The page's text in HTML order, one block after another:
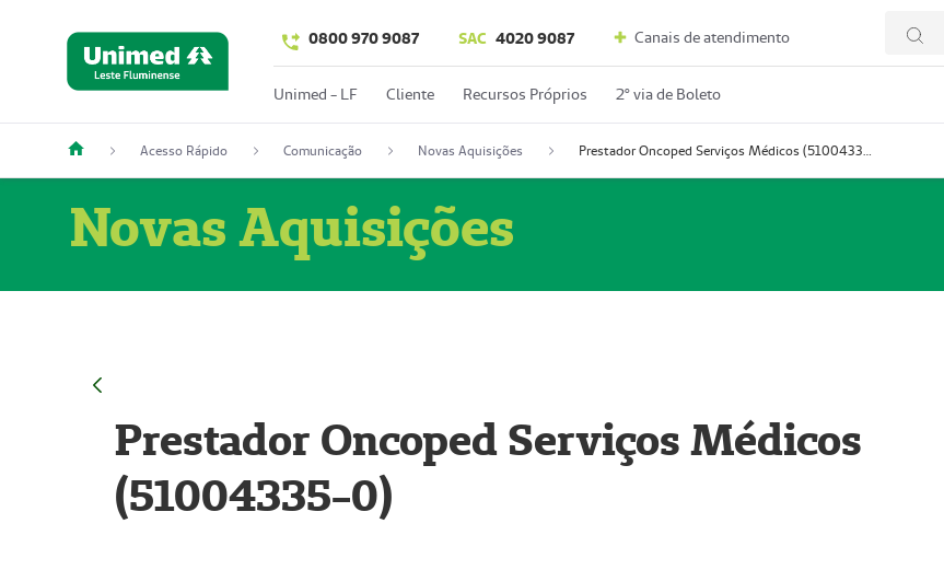
0800 970 9087 SAC 4020 9087 Canais de atendimento
Unimed - LF Cliente Recursos Próprios 2º via de Boleto
Acesso Rápido Comunicação Novas Aquisições Prestador Oncoped Serviços Médicos (51004335-0)
Novas Aquisições
Prestador Oncoped Serviços Médicos
(51004335-0)